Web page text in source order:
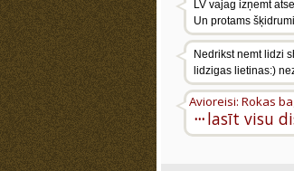
LV vajag izņemt
Un protams
Nedrikst nemt lidzi
lidzigas lietinas:)
···
Avioreisi: Rokas
lasīt visu